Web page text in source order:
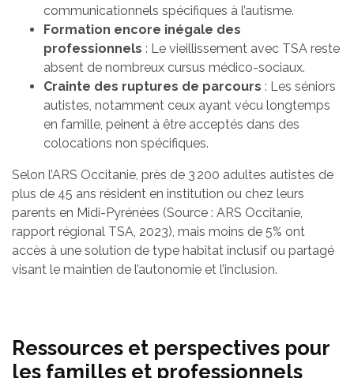
communicationnels spécifiques à l’autisme.
Formation encore inégale des
professionnels : Le vieillissement avec TSA reste
absent de nombreux cursus médico-sociaux.
Crainte des ruptures de parcours : Les séniors
autistes, notamment ceux ayant vécu longtemps
en famille, peinent à être acceptés dans des
colocations non spécifiques.
Selon l’ARS Occitanie, près de 3 200 adultes autistes de
plus de 45 ans résident en institution ou chez leurs
parents en Midi-Pyrénées (Source : ARS Occitanie,
rapport régional TSA, 2023), mais moins de 5% ont
accès à une solution de type habitat inclusif ou partagé
visant le maintien de l’autonomie et l’inclusion.
Ressources et perspectives pour
les familles et professionnels